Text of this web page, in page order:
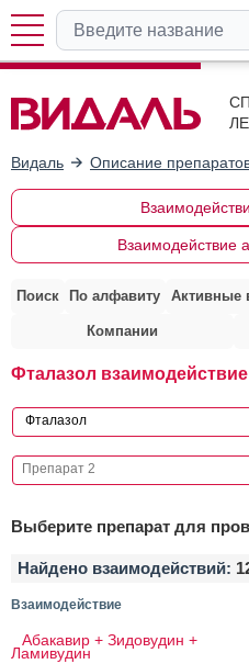
Видаль Описание
Взаимодействие
Поиск По алфавиту Активные
Компании
Фталазол взаимодействие
Выберите препарат для
Найдено взаимодействий:
Взаимодействие
Абакавир + Зидовудин +
Ламивудин